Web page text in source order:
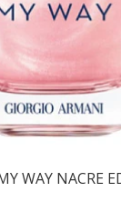
WAY NACRE